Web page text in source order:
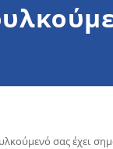
σας έχει